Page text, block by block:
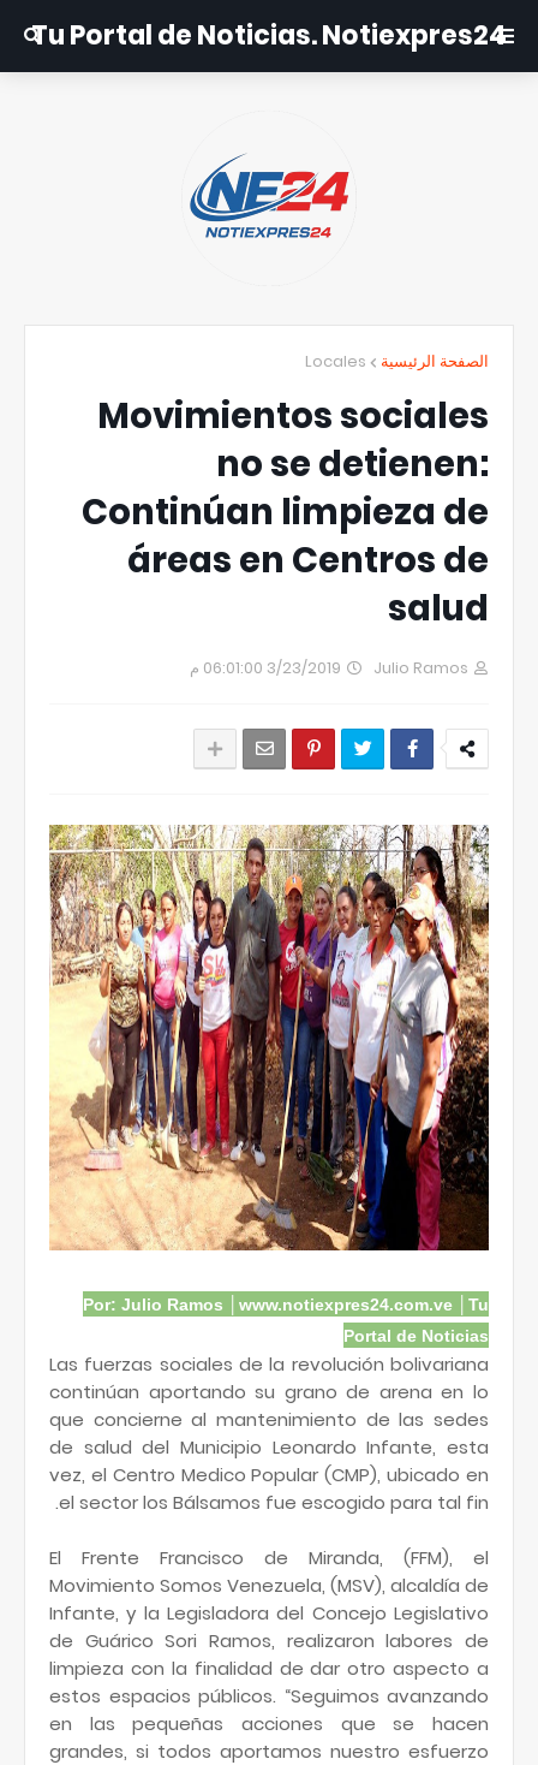
Tu Portal de Noticias. Notiexpres24
الصفحة الرئيسية Locales
Movimientos sociales
no se detienen:
Continúan limpieza de
áreas en Centros de
salud
Julio Ramos 3/23/2019 06:01:00 م
Por: Julio Ramos │www.notiexpres24.com.ve │Tu
Portal de Noticias
Las fuerzas sociales de la revolución bolivariana
continúan aportando su grano de arena en lo
que concierne al mantenimiento de las sedes
de salud del Municipio Leonardo Infante, esta
vez, el Centro Medico Popular (CMP), ubicado en
el sector los Bálsamos fue escogido para tal fin.
El Frente Francisco de Miranda, (FFM), el
Movimiento Somos Venezuela, (MSV), alcaldía de
Infante, y la Legisladora del Concejo Legislativo
de Guárico Sori Ramos, realizaron labores de
limpieza con la finalidad de dar otro aspecto a
estos espacios públicos. “Seguimos avanzando
en las pequeñas acciones que se hacen
grandes, si todos aportamos nuestro esfuerzo